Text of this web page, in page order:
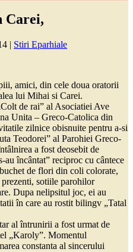
Carei,
| Stiri Eparhiale
amici, din cele doua oratorii
lui Mihai si Carei.
de rai” al Asociatiei Ave
Unita – Greco-Catolica din
zilnice obisnuite pentru a-si
Teodorei” al Parohiei Greco-
a fost deosebit de
încântat” reciproc cu cântece
de flori din coli colorate,
sotiile parohilor
Dupa nelipsitul joc, ei au
în care au rostit bilingv „Tatal
al întrunirii a fost urmat de
„Karoly”. Momentul
constanta al sincerului